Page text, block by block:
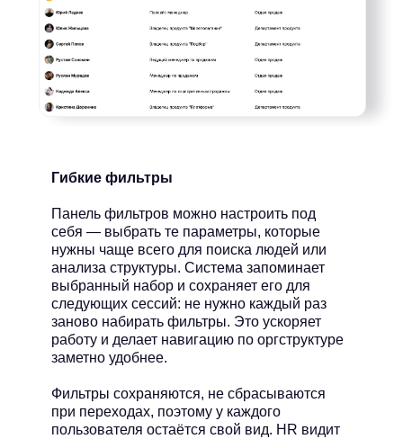
Гибкие фильтры
Панель фильтров можно настроить под
себя — выбрать те параметры, которые
нужны чаще всего для поиска людей или
анализа структуры. Система запоминает
выбранный набор и сохраняет его для
следующих сессий: не нужно каждый раз
заново набирать фильтры. Это ускоряет
работу и делает навигацию по оргструктуре
заметно удобнее.
Фильтры сохраняются, не сбрасываются
при переходах, поэтому у каждого
пользователя остаётся свой вид. HR видит